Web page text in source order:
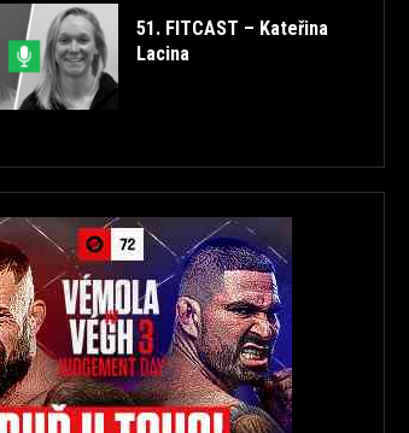
51. FITCAST – Kateřina
Lacina